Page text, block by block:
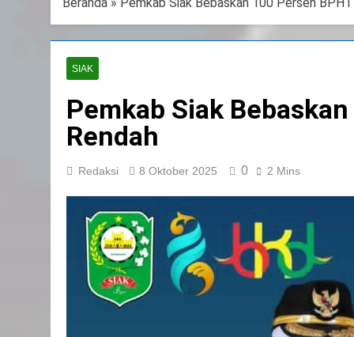
Beranda » Pemkab Siak Bebaskan 100 Persen
SIAK
Pemkab Siak
Rendah
Redaksi 8 Oktober 2025 0 2 Mins